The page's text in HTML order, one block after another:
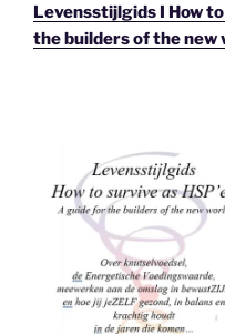
Levensstijlgids I How
the builders of the new